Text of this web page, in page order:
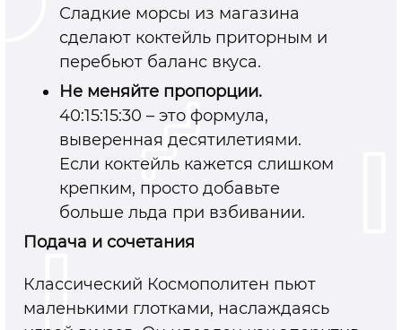
Сладкие морсы из магазина
сделают коктейль приторным и
перебьют баланс вкуса.
Не меняйте пропорции.
40:15:15:30 –это формула,
выверенная десятилетиями.
Если коктейль кажется слишком
крепким, просто добавьте
больше льда при взбивании.
Подача и сочетания
Классический Космополитен пьют
маленькими глотками, наслаждаясь